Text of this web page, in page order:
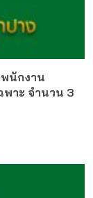
พนักงาน
พาะ จำนวน 3